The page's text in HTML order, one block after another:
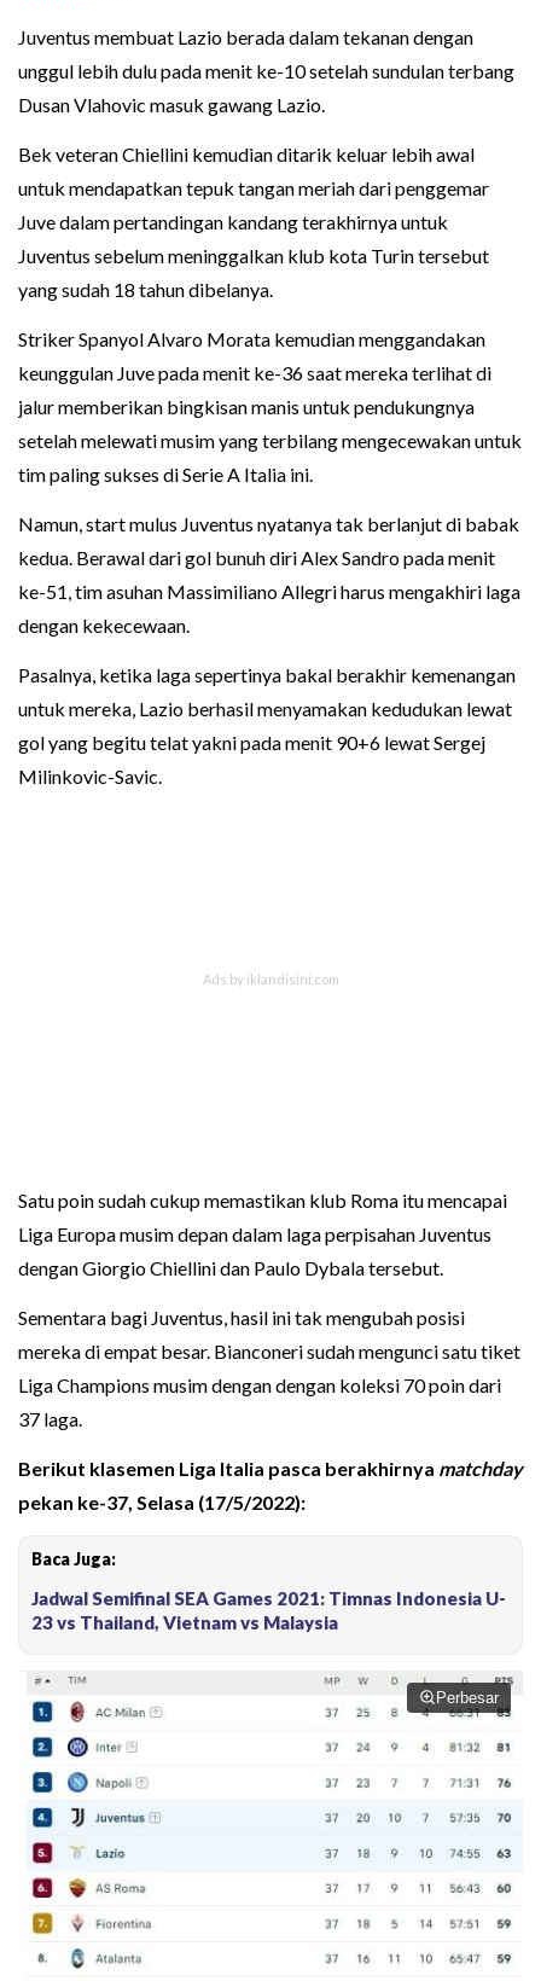
Juventus membuat Lazio berada dalam tekanan dengan
unggul lebih dulu pada menit ke-10 setelah sundulan terbang
Dusan Vlahovic masuk gawang Lazio.
Bek veteran Chiellini kemudian ditarik keluar lebih awal
untuk mendapatkan tepuk tangan meriah dari penggemar
Juve dalam pertandingan kandang terakhirnya untuk
Juventus sebelum meninggalkan klub kota Turin tersebut
yang sudah 18 tahun dibelanya.
Striker Spanyol Alvaro Morata kemudian menggandakan
keunggulan Juve pada menit ke-36 saat mereka terlihat di
jalur memberikan bingkisan manis untuk pendukungnya
setelah melewati musim yang terbilang mengecewakan untuk
tim paling sukses di Serie A Italia ini.
Namun, start mulus Juventus nyatanya tak berlanjut di babak
kedua. Berawal dari gol bunuh diri Alex Sandro pada menit
ke-51, tim asuhan Massimiliano Allegri harus mengakhiri laga
dengan kekecewaan.
Pasalnya, ketika laga sepertinya bakal berakhir kemenangan
untuk mereka, Lazio berhasil menyamakan kedudukan lewat
gol yang begitu telat yakni pada menit 90+6 lewat Sergej
Milinkovic-Savic.
Satu poin sudah cukup memastikan klub Roma itu mencapai
Liga Europa musim depan dalam laga perpisahan Juventus
dengan Giorgio Chiellini dan Paulo Dybala tersebut.
Sementara bagi Juventus, hasil ini tak mengubah posisi
mereka di empat besar. Bianconeri sudah mengunci satu tiket
Liga Champions musim dengan dengan koleksi 70 poin dari
37 laga.
Berikut klasemen Liga Italia pasca berakhirnya matchday
pekan ke-37, Selasa (17/5/2022):
Baca Juga:
Jadwal Semifinal SEA Games 2021: Timnas Indonesia U-
23 vs Thailand, Vietnam vs Malaysia
Perbesar